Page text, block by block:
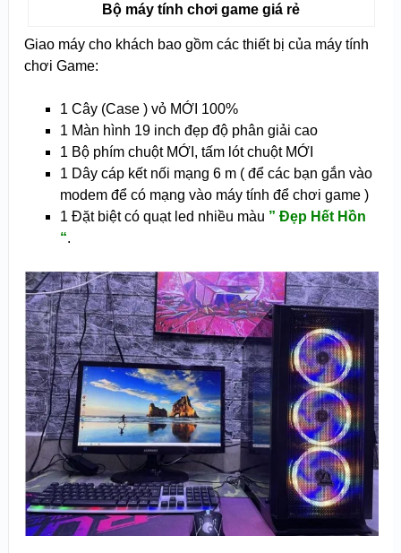
Bộ máy tính chơi game giá rẻ
Giao máy cho khách bao gồm các thiết bị của máy tính
chơi Game:
1 Cây (Case ) vỏ MỚI 100%
1 Màn hình 19 inch đẹp độ phân giải cao
1 Bộ phím chuột MỚI, tấm lót chuột MỚI
1 Dây cáp kết nối mạng 6 m ( để các bạn gắn vào
modem để có mạng vào máy tính để chơi game )
1 Đặt biệt có quạt led nhiều màu ” Đẹp Hết Hồn
“.